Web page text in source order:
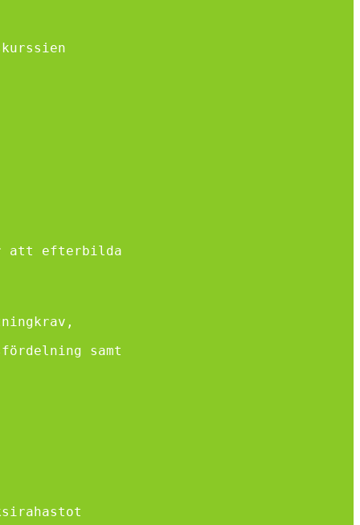
att efterbilda
samt